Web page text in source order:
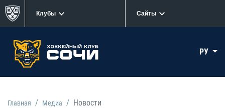
Клубы Сайты
РУ
Главная Медиа Новости